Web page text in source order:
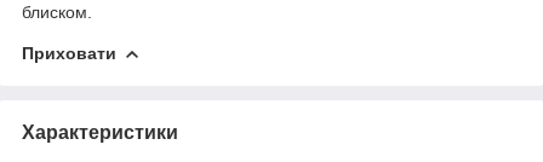
блиском.
Приховати
Характеристики